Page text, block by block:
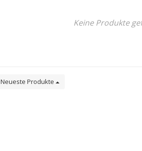
Keine Produkte
Neueste Produkte